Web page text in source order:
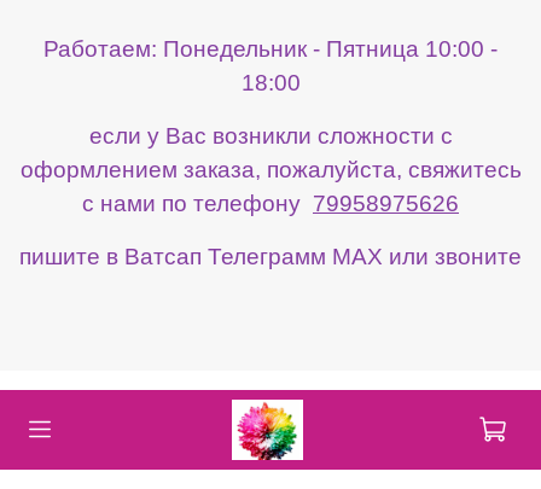
Работаем: Понедельник - Пятница 10:00 -
18:00
если у Вас возникли сложности с
оформлением заказа, пожалуйста, свяжитесь
с нами по телефону 79958975626
пишите в Ватсап Телеграмм МАХ или звоните